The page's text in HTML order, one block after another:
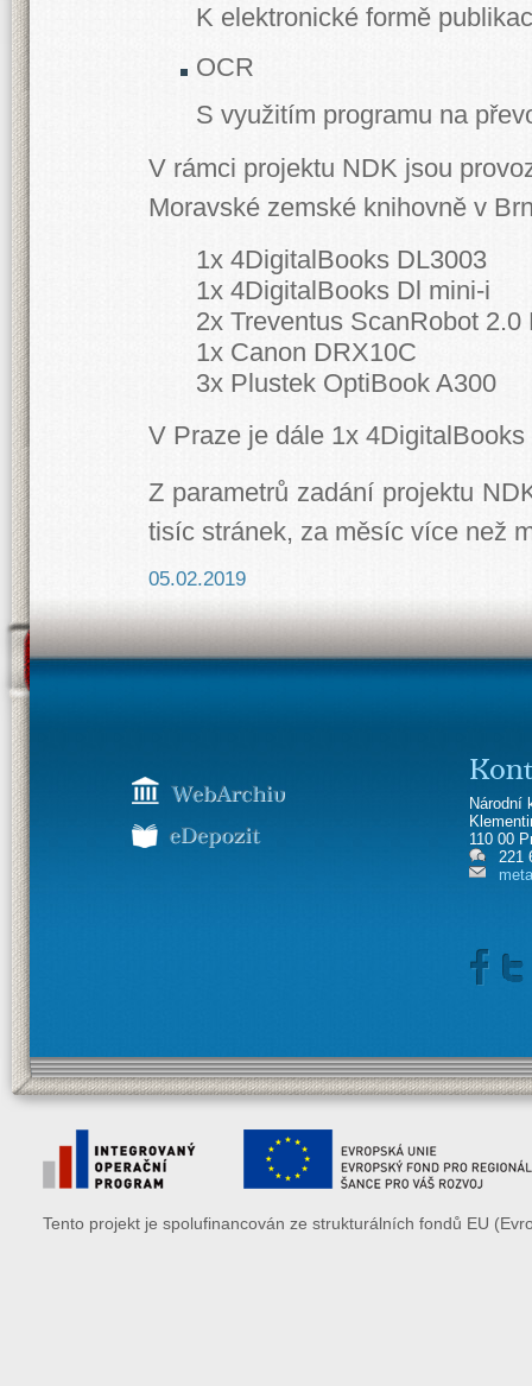
K elektronické formě
OCR
S využitím programu na
V rámci projektu NDK jsou
Moravské zemské knihovně v
1x 4DigitalBooks DL3003
1x 4DigitalBooks Dl mini-i
2x Treventus ScanRobot 2.0
1x Canon DRX10C
3x Plustek OptiBook A300
V Praze je dále 1x
Z parametrů zadání projektu
tisíc stránek, za měsíc více než
05.02.2019
Národní
110 00
221
Tento projekt je spolufinancován ze strukturálních fondů EU